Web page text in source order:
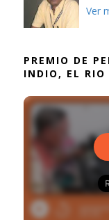
Ver
PREMIO DE
INDIO, EL RIO